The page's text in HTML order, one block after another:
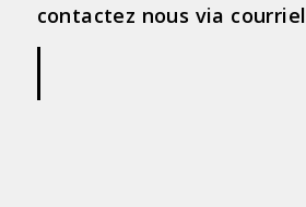
contactez nous via courriel